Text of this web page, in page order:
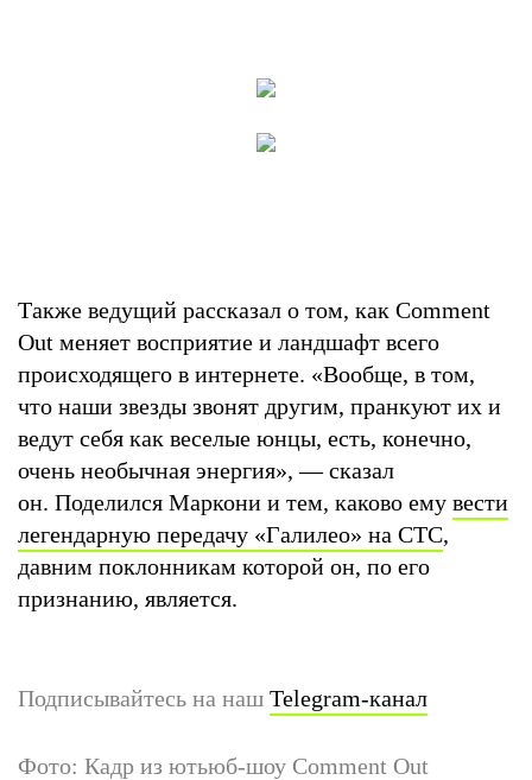
Также ведущий рассказал о том, как Comment
Out меняет восприятие и ландшафт всего
происходящего в интернете. «Вообще, в том,
что наши звезды звонят другим, пранкуют их и
ведут себя как веселые юнцы, есть, конечно,
очень необычная энергия», — сказал
он. Поделился Маркони и тем, каково ему вести
легендарную передачу «Галилео» на СТС,
давним поклонникам которой он, по его
признанию, является.
Подписывайтесь на наш Telegram-канал
Фото: Кадр из ютьюб-шоу Comment Out